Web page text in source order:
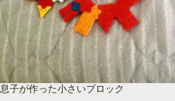
息子が作った小さいブロック